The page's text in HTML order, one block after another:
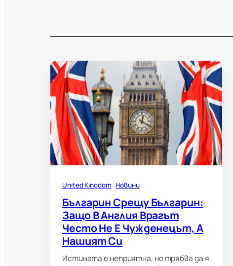
United Kingdom Новини
Българин Срещу Българин:
Защо В Англия Врагът
Често Не Е Чужденецът, А
Нашият Си
Истината е неприятна, но трябва да я